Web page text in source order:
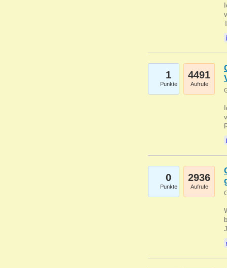
1
Punkte
4491
Aufrufe
0
Punkte
2936
Aufrufe